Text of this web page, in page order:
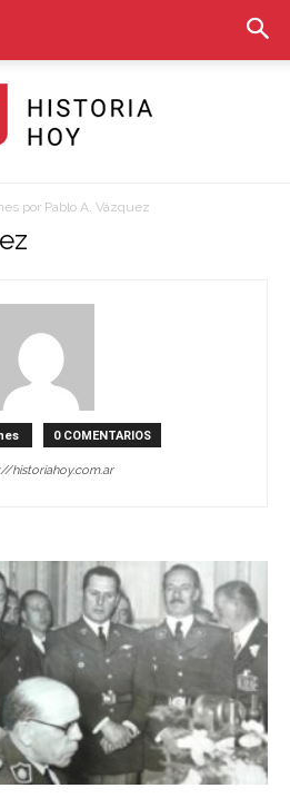
Historia
por Pablo A. Vázquez
0 COMENTARIOS
historiahoy.com.ar